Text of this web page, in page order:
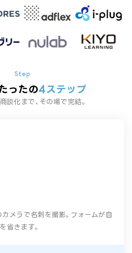
ったの4ステップ
談化まで、その場で完結。
メラで名刺を撮影。フォームが自
省きます。